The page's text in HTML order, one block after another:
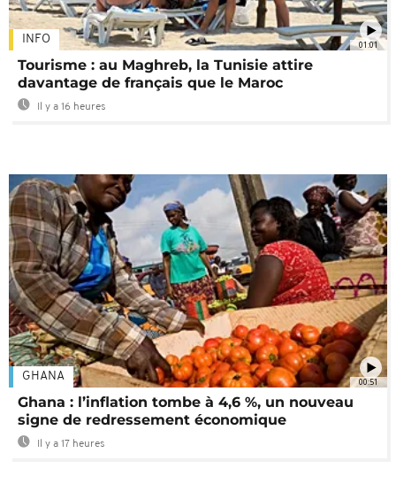
01:01
INFO
Tourisme : au Maghreb, la Tunisie attire
davantage de français que le Maroc
Il y a 16 heures
00:51
GHANA
Ghana : l’inflation tombe à 4,6 %, un nouveau
signe de redressement économique
Il y a 17 heures